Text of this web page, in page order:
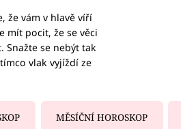
že vám v hlavě víří
mít pocit, že se věci
se nebýt tak
vlak vyjíždí ze
MĚSÍČNÍ HOROSKOP